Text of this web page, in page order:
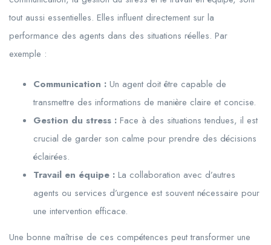
tout aussi essentielles. Elles influent directement sur la
performance des agents dans des situations réelles. Par
exemple :
Communication : Un agent doit être capable de
transmettre des informations de manière claire et concise.
Gestion du stress : Face à des situations tendues, il est
crucial de garder son calme pour prendre des décisions
éclairées.
Travail en équipe : La collaboration avec d’autres
agents ou services d’urgence est souvent nécessaire pour
une intervention efficace.
Une bonne maîtrise de ces compétences peut transformer une